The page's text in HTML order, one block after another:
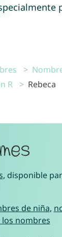
R
Rebeca
, disponible
de niña,
nombres